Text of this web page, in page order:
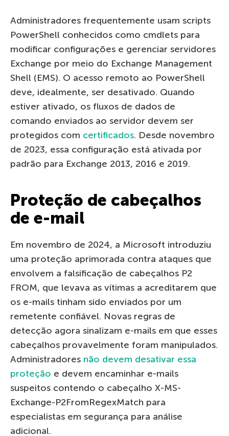
Administradores frequentemente usam scripts
PowerShell conhecidos como cmdlets para
modificar configurações e gerenciar servidores
Exchange por meio do Exchange Management
Shell (EMS). O acesso remoto ao PowerShell
deve, idealmente, ser desativado. Quando
estiver ativado, os fluxos de dados de
comando enviados ao servidor devem ser
protegidos com certificados. Desde novembro
de 2023, essa configuração está ativada por
padrão para Exchange 2013, 2016 e 2019.
Proteção de cabeçalhos
de e-mail
Em novembro de 2024, a Microsoft introduziu
uma proteção aprimorada contra ataques que
envolvem a falsificação de cabeçalhos P2
FROM, que levava as vítimas a acreditarem que
os e-mails tinham sido enviados por um
remetente confiável. Novas regras de
detecção agora sinalizam e-mails em que esses
cabeçalhos provavelmente foram manipulados.
Administradores não devem desativar essa
proteção e devem encaminhar e-mails
suspeitos contendo o cabeçalho X-MS-
Exchange-P2FromRegexMatch para
especialistas em segurança para análise
adicional.